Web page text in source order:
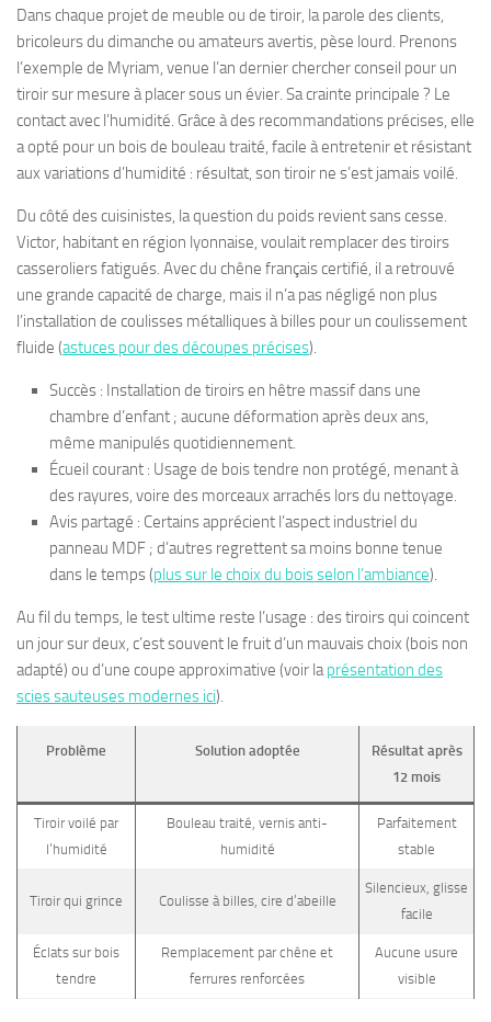
Dans chaque projet de meuble ou de tiroir, la parole des clients,
bricoleurs du dimanche ou amateurs avertis, pèse lourd. Prenons
l’exemple de Myriam, venue l’an dernier chercher conseil pour un
tiroir sur mesure à placer sous un évier. Sa crainte principale ? Le
contact avec l’humidité. Grâce à des recommandations précises, elle
a opté pour un bois de bouleau traité, facile à entretenir et résistant
aux variations d’humidité : résultat, son tiroir ne s’est jamais voilé.
Du côté des cuisinistes, la question du poids revient sans cesse.
Victor, habitant en région lyonnaise, voulait remplacer des tiroirs
casseroliers fatigués. Avec du chêne français certifié, il a retrouvé
une grande capacité de charge, mais il n’a pas négligé non plus
l’installation de coulisses métalliques à billes pour un coulissement
fluide (astuces pour des découpes précises).
Succès : Installation de tiroirs en hêtre massif dans une
chambre d’enfant ; aucune déformation après deux ans,
même manipulés quotidiennement.
Écueil courant : Usage de bois tendre non protégé, menant à
des rayures, voire des morceaux arrachés lors du nettoyage.
Avis partagé : Certains apprécient l’aspect industriel du
panneau MDF ; d’autres regrettent sa moins bonne tenue
dans le temps (plus sur le choix du bois selon l’ambiance).
Au fil du temps, le test ultime reste l’usage : des tiroirs qui coincent
un jour sur deux, c’est souvent le fruit d’un mauvais choix (bois non
adapté) ou d’une coupe approximative (voir la présentation des
scies sauteuses modernes ici).
Problème Solution adoptée
Résultat après
12 mois
Tiroir voilé par
l’humidité
Bouleau traité, vernis anti-
humidité
Parfaitement
stable
Tiroir qui grince Coulisse à billes, cire d’abeille
Silencieux, glisse
facile
Éclats sur bois
tendre
Remplacement par chêne et
ferrures renforcées
Aucune usure
visible